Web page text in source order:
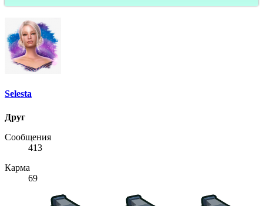
Selesta
Друг
Сообщения
413
Карма
69